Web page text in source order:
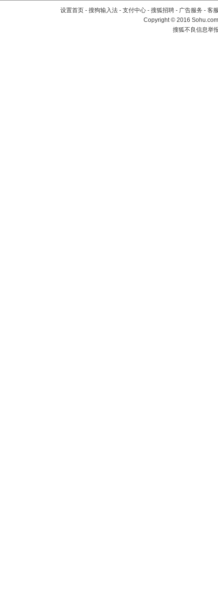
设置首页 - 搜狗输入法 - 支付中心 - 搜狐招聘 - 广告服务 - 客
Copyright©2016
搜狐不良信息举